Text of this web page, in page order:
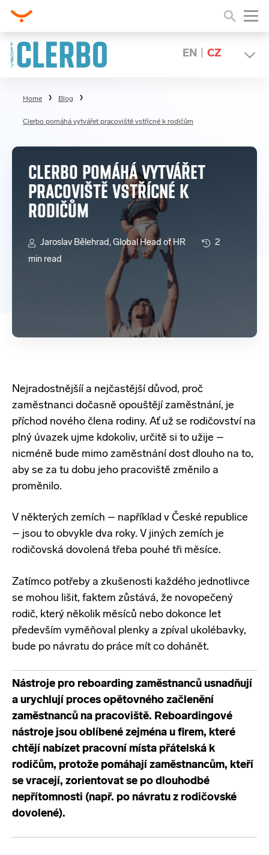
EN CZ
Home Blog
Clerbo pomáhá vytvářet pracoviště vstřícné k rodičům
CLERBO POMÁHÁ VYTVÁŘET
PRACOVIŠTĚ VSTŘÍCNÉ K
RODIČŮM
Jaroslav Bělehrad, Global Head of HR
2
min read
Nejradostnějšíí a nejčastější důvod, proč
zaměstnanci dočasně opouštějí zaměstnání, je
příchod nového člena rodiny. Ať už se rodičovství na
plný úvazek ujme kdokoliv, určitě si to užije –
nicméně bude mimo zaměstnání dost dlouho na to,
aby se za tu dobu jeho pracoviště změnilo a
proměnilo.
V některých zemích – například v České republice
– jsou to obvykle dva roky. V jiných zemích je
rodičovská dovolená třeba pouhé tři měsíce.
Zatímco potřeby a zkušenosti každého jednotlivce
se mohou lišit, faktem zůstává, že novopečený
rodič, který několik měsíců nebo dokonce let
především vyměňoval plenky a zpíval ukolébavky,
bude po návratu do práce mít co dohánět.
Nástroje pro reboarding zaměstnanců usnadňují
a urychlují proces opětovného začlenění
zaměstnanců na pracoviště. Reboardingové
nástroje jsou oblíbené zejména u firem, které
chtějí nabízet pracovní místa přátelská k
rodičům, protože pomáhají zaměstnancům, kteří
se vracejí, zorientovat se po dlouhodbé
nepřítomnosti (např. po návratu z rodičovské
dovolené).